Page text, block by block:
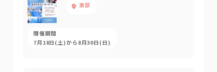
東部
開催期間
7月18日(土)から8月30日(日)